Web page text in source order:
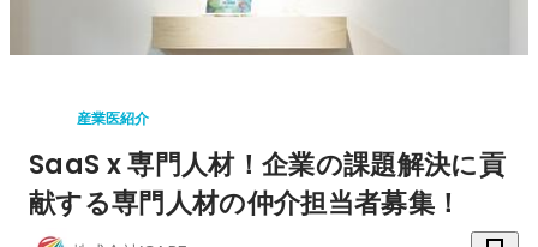
産業医紹介
SaaS x 専門人材！企業の課題解決に貢
献する専門人材の仲介担当者募集！